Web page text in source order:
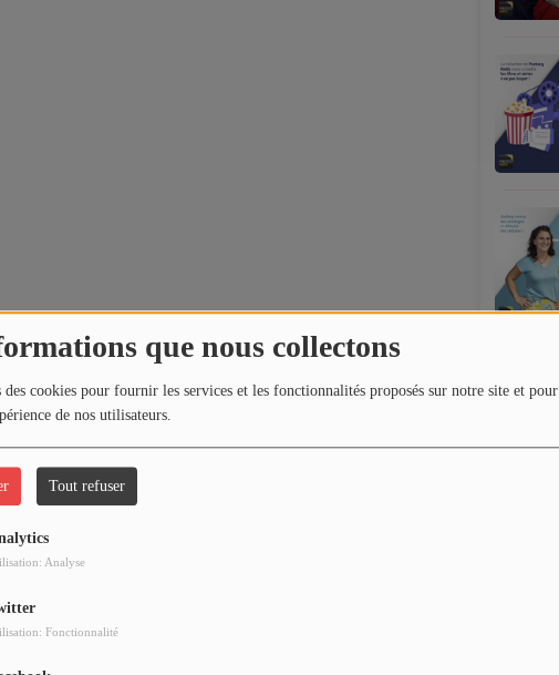
que nous collectons
cookies pour fournir les services et les fonctionnalités proposés sur notre site et pour
de nos utilisateurs.
Tout refuser
Analyse
Fonctionnalité